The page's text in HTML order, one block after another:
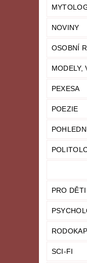
NOVINY
OSOBNÍ
MODELY,
PEXESA
POEZIE
PRO
SCI-FI